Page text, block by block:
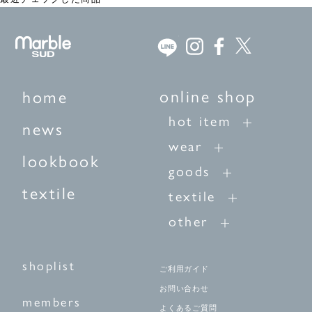
home
news
lookbook
textile
online shop
hot item
wear
goods
textile
other
shoplist
members
ご利用ガイド
お問い合わせ
よくあるご質問